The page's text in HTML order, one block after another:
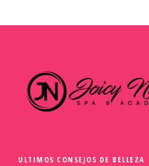
ULTIMOS CONSEJOS DE BELLEZA